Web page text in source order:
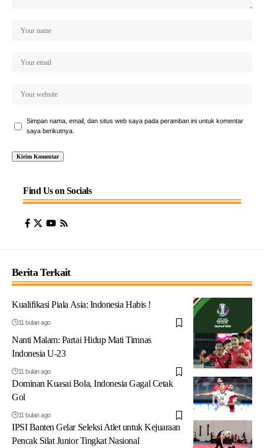
Simpan nama, email, dan situs web saya pada peramban ini untuk komentar
saya berikutnya.
Find Us on Socials
Berita Terkait
Kualifikasi Piala Asia: Indonesia Habis !
11 bulan ago
Nanti Malam: Partai Hidup Mati Timnas
Indonesia U-23
11 bulan ago
Dominan Kuasai Bola, Indonesia Gagal Cetak
Gol
11 bulan ago
IPSI Banten Gelar Seleksi Atlet untuk Kejuaraan
Pencak Silat Junior Tingkat Nasional